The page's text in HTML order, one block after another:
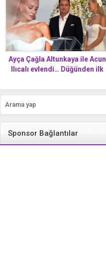
Ayça Çağla Altunkaya ile Acun
Ilıcalı evlendi… Düğünden ilk
Sponsor Bağlantılar